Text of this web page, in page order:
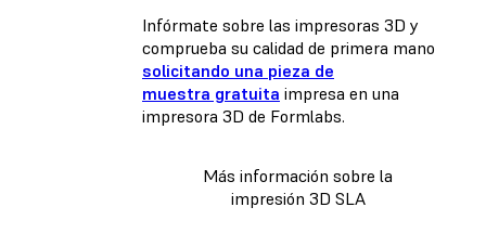
Infórmate sobre las impresoras 3D y
comprueba su calidad de primera mano
solicitando una pieza de
muestra gratuita impresa en una
impresora 3D de Formlabs.
Más información sobre la
impresión 3D SLA